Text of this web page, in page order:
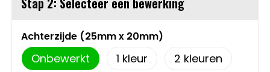
T-Shirts
Opbergtassen
Achterzijde (25mm x 20mm)
Onbewerkt 1
2